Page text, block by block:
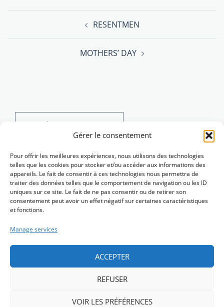
Gérer le consentement
Pour offrir les meilleures expériences, nous utilisons des technologies
telles que les cookies pour stocker et/ou accéder aux informations des
appareils. Le fait de consentir à ces technologies nous permettra de
traiter des données telles que le comportement de navigation ou les ID
uniques sur ce site. Le fait de ne pas consentir ou de retirer son
consentement peut avoir un effet négatif sur certaines caractéristiques
et fonctions.
Manage services
ACCEPTER
REFUSER
VOIR LES PRÉFÉRENCES
RESENTMEN
MOTHERS’ DAY